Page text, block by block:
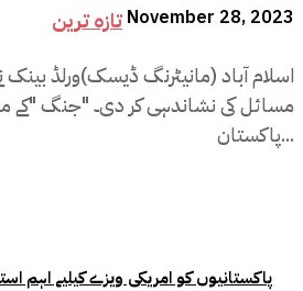
تازہ ترین November 28, 2023
مسائل کی نشاندہی کر دی۔ "جنگ "کے
پاکستان...
پاکستانیوں کو امریکی ویزے کیلیے اہم